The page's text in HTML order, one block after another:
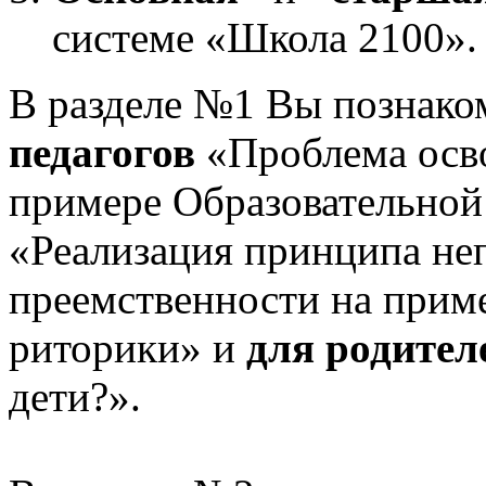
системе «Школа 2100».
В разделе №1 Вы
педагогов «Проблема
примере
«Реализация принципа
преемственности на
риторики» и для
дети?».